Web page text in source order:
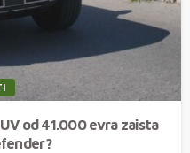
od 41.000 evra zaista